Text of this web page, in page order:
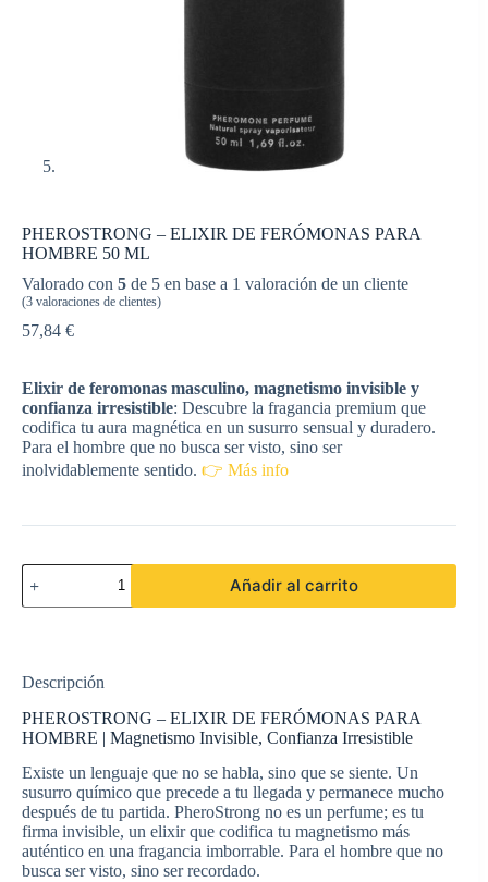
PHEROSTRONG – ELIXIR DE FERÓMONAS PARA
HOMBRE 50 ML
Valorado con 5 de 5 en base a 1 valoración de un cliente
(3 valoraciones de clientes)
57,84 €
Elixir de feromonas masculino, magnetismo invisible y
confianza irresistible: Descubre la fragancia premium que
codifica tu aura magnética en un susurro sensual y duradero.
Para el hombre que no busca ser visto, sino ser
inolvidablemente sentido. 👉 Más info
PHEROSTRONG
ELIXIR
HOMBRE
ML
cantidad
Añadir al carrito
Descripción
PHEROSTRONG – ELIXIR DE FERÓMONAS PARA
HOMBRE | Magnetismo Invisible, Confianza Irresistible
Existe un lenguaje que no se habla, sino que se siente. Un
susurro químico que precede a tu llegada y permanece mucho
después de tu partida. PheroStrong no es un perfume; es tu
firma invisible, un elixir que codifica tu magnetismo más
auténtico en una fragancia imborrable. Para el hombre que no
busca ser visto, sino ser recordado.